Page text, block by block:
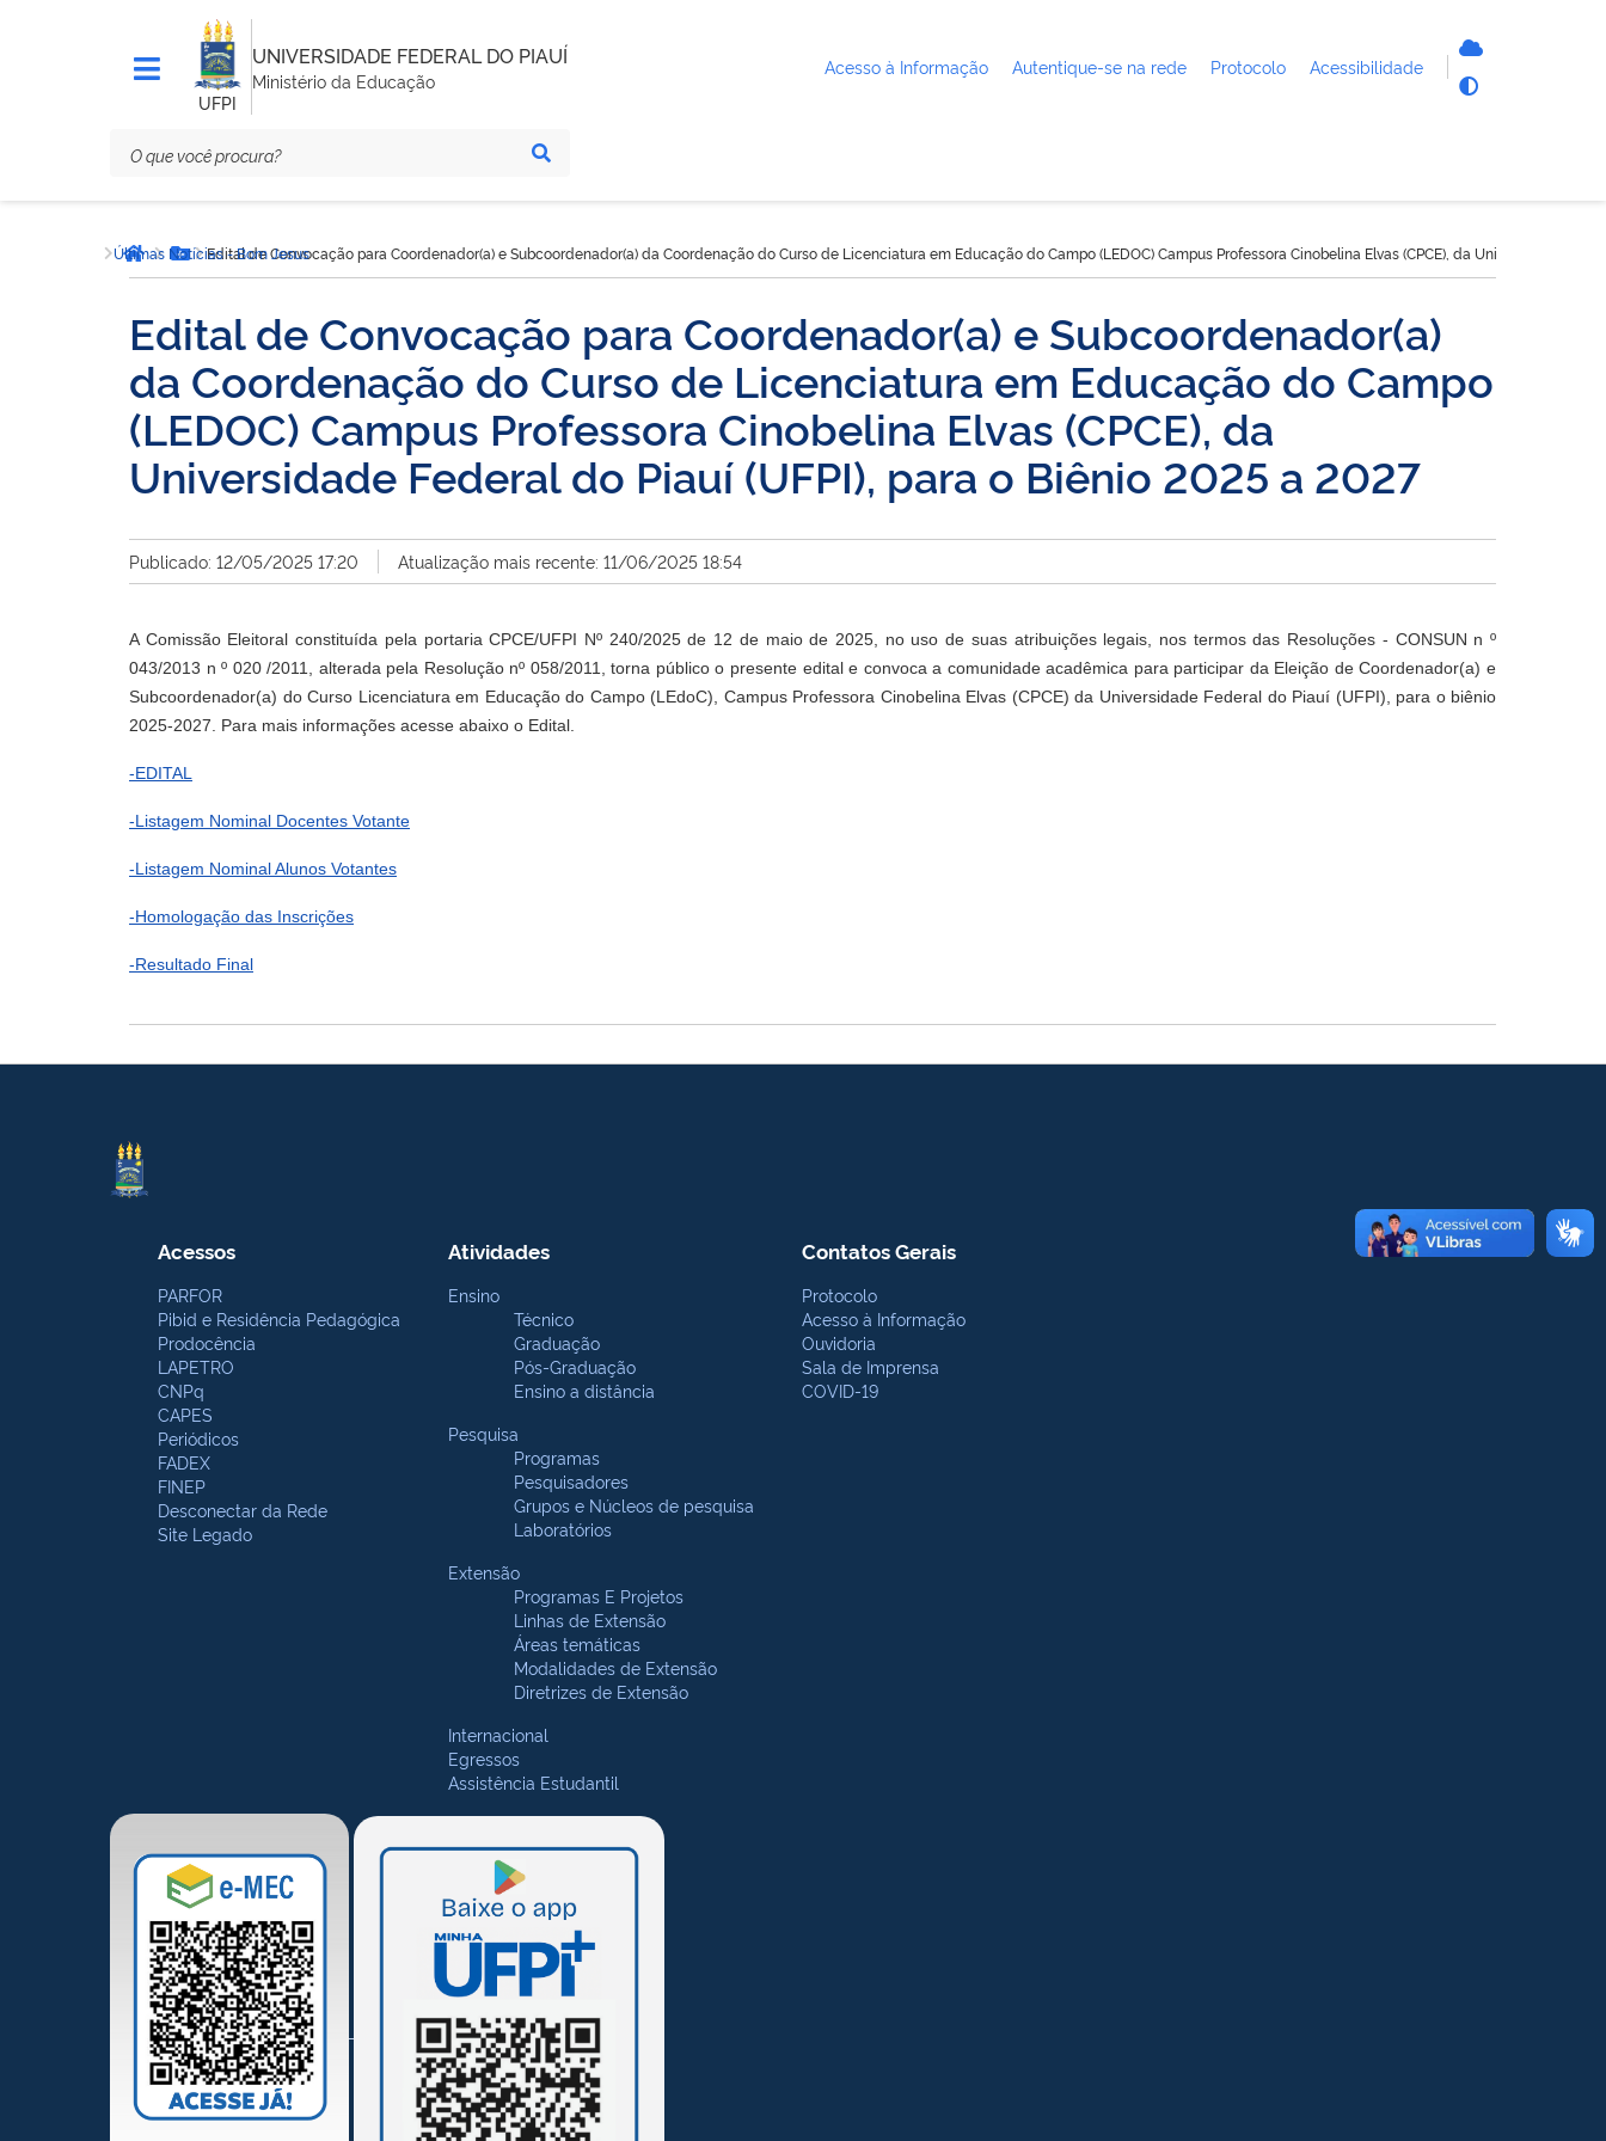
UFPI
UNIVERSIDADE FEDERAL DO PIAUÍ
Ministério da Educação
Acesso à Informação Autentique-se na rede Protocolo Acessibilidade
está
aqui:Página inicial
Botão Menu
Últimas Notícias - Bom Jesus
Edital de Convocação para Coordenador(a) e Subcoordenador(a) da Coordenação do Curso de Licenciatura em Educação do Campo (LEDOC) Campus Professora Cinobelina Elvas (CPCE), da Universidade
Edital de Convocação para Coordenador(a) e Subcoordenador(a)
da Coordenação do Curso de Licenciatura em Educação do Campo
(LEDOC) Campus Professora Cinobelina Elvas (CPCE), da
Universidade Federal do Piauí (UFPI), para o Biênio 2025 a 2027
Publicado: 12/05/2025 17:20 Atualização mais recente: 11/06/2025 18:54
A Comissão Eleitoral constituída pela portaria CPCE/UFPI Nº 240/2025 de 12 de maio de 2025, no uso de suas atribuições legais, nos termos das Resoluções - CONSUN n º
043/2013 n º 020 /2011, alterada pela Resolução nº 058/2011, torna público o presente edital e convoca a comunidade acadêmica para participar da Eleição de Coordenador(a) e
Subcoordenador(a) do Curso Licenciatura em Educação do Campo (LEdoC), Campus Professora Cinobelina Elvas (CPCE) da Universidade Federal do Piauí (UFPI), para o biênio
2025-2027. Para mais informações acesse abaixo o Edital.
-EDITAL
-Listagem Nominal Docentes Votante
-Listagem Nominal Alunos Votantes
-Homologação das Inscrições
-Resultado Final
Acessos
PARFOR
Pibid e Residência Pedagógica
Prodocência
LAPETRO
CNPq
CAPES
Periódicos
FADEX
FINEP
Desconectar da Rede
Site Legado
Atividades
Ensino
Técnico
Graduação
Pós-Graduação
Ensino a distância
Pesquisa
Programas
Pesquisadores
Grupos e Núcleos de pesquisa
Laboratórios
Extensão
Programas E Projetos
Linhas de Extensão
Áreas temáticas
Modalidades de Extensão
Diretrizes de Extensão
Internacional
Egressos
Assistência Estudantil
Contatos Gerais
Protocolo
Acesso à Informação
Ouvidoria
Sala de Imprensa
COVID-19